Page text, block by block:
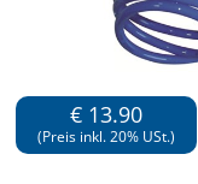
€ 13.90
(Preis inkl. 20% USt.)